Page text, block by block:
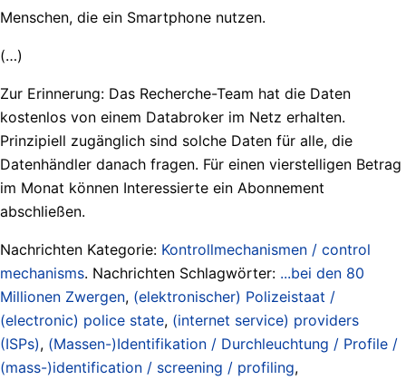
Menschen, die ein Smartphone nutzen.
(…)
Zur Erinnerung: Das Recherche-Team hat die Daten
kostenlos von einem Databroker im Netz erhalten.
Prinzipiell zugänglich sind solche Daten für alle, die
Datenhändler danach fragen. Für einen vierstelligen Betrag
im Monat können Interessierte ein Abonnement
abschließen.
Nachrichten Kategorie: Kontrollmechanismen / control
mechanisms. Nachrichten Schlagwörter: ...bei den 80
Millionen Zwergen, (elektronischer) Polizeistaat /
(electronic) police state, (internet service) providers
(ISPs), (Massen-)Identifikation / Durchleuchtung / Profile /
(mass-)identification / screening / profiling,